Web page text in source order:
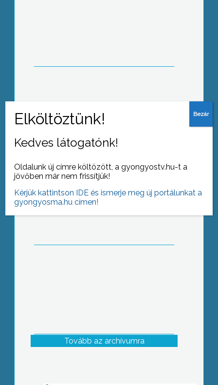
gyöngyösi kórház számos fizetős
az idén
A nyári időszakban rendszeresen
hallhatunk méh- és
Tovább az archívumra
Kedves látogatónk!
Oldalunk új címre költözött, a gyongyostv.hu-t a
jövőben már nem frissítjük!
Kérjük kattintson IDE és ismerje meg új portálunkat a
gyongyosma.hu címen!